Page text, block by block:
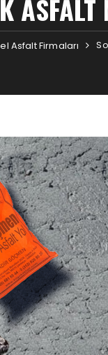
Asfalt Firmaları